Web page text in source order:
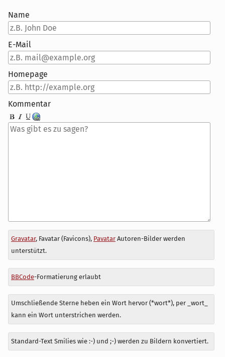
Name
E-Mail
Homepage
Kommentar
Antwort
zu
Gravatar, Favatar (Favicons), PavatarAutoren-Bilder werden
unterstützt.
BBCode-Formatierung erlaubt
Umschließende Sterne heben ein Wort hervor (*wort*), per _wort_
kann ein Wort unterstrichen werden.
Standard-Text Smilies wie :-) und ;-) werden zu Bildern konvertiert.